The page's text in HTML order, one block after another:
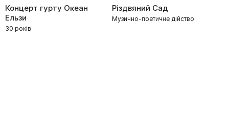
Концерт гурту Океан
Ельзи
30 років
Різдвяний Сад
Музично-поетичне дійство